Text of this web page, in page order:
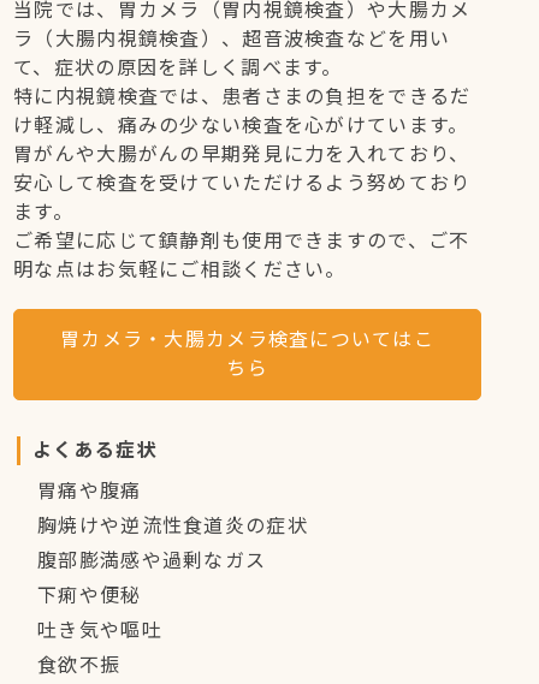
当院では、胃カメラ（胃内視鏡検査）や大腸カメ
ラ（大腸内視鏡検査）、超音波検査などを用い
て、症状の原因を詳しく調べます。
特に内視鏡検査では、患者さまの負担をできるだ
け軽減し、痛みの少ない検査を心がけています。
胃がんや大腸がんの早期発見に力を入れており、
安心して検査を受けていただけるよう努めており
ます。
ご希望に応じて鎮静剤も使用できますので、ご不
明な点はお気軽にご相談ください。
胃カメラ・大腸カメラ検査についてはこ
ちら
よくある症状
胃痛や腹痛
胸焼けや逆流性食道炎の症状
腹部膨満感や過剰なガス
下痢や便秘
吐き気や嘔吐
食欲不振